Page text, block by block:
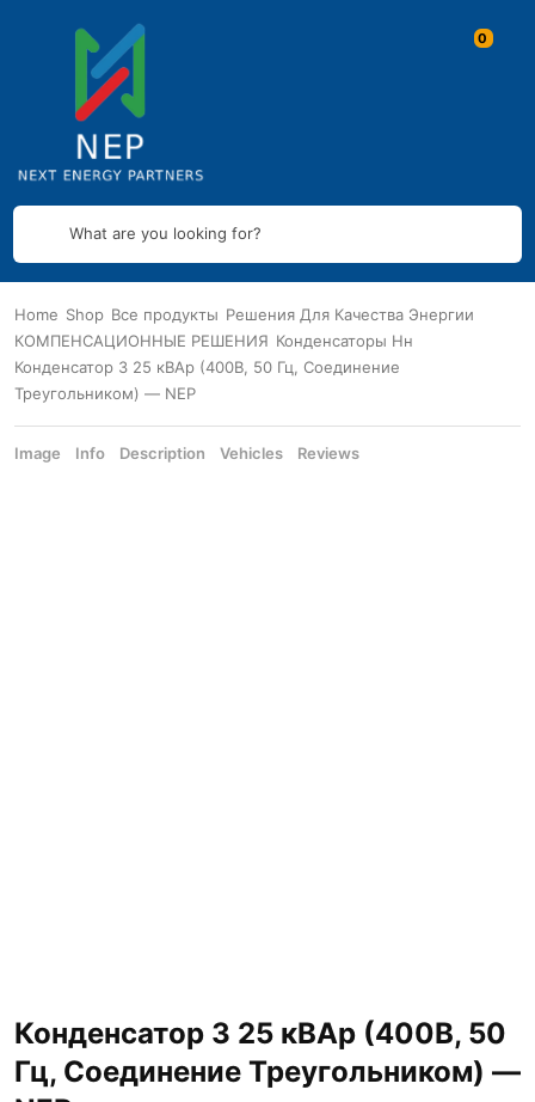
What are you looking for?
Home Shop Все продукты Решения Для Качества Энергии
КОМПЕНСАЦИОННЫЕ РЕШЕНИЯ Конденсаторы Нн
Конденсатор 3 25 кВАр (400В, 50 Гц, Соединение
Треугольником) — NEP
Image Info Description Vehicles Reviews
Конденсатор 3 25 кВАр (400В, 50
Гц, Соединение Треугольником) —